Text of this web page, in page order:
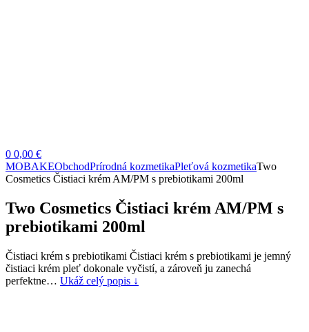
0 0,00 €
MOBAKEObchodPrírodná kozmetikaPleťová kozmetikaTwo
Cosmetics Čistiaci krém AM/PM s prebiotikami 200ml
Two Cosmetics Čistiaci krém AM/PM s
prebiotikami 200ml
Čistiaci krém s prebiotikami Čistiaci krém s prebiotikami je jemný
čistiaci krém pleť dokonale vyčistí, a zároveň ju zanechá
perfektne… Ukáž celý popis ↓